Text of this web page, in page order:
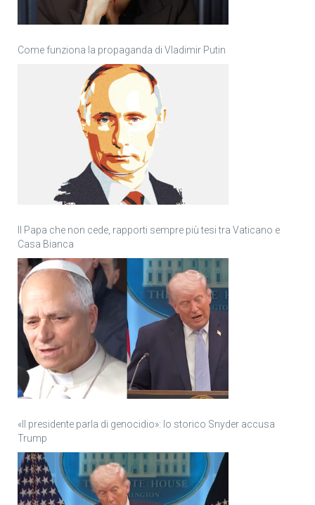
Come funziona la propaganda di Vladimir Putin
Il Papa che non cede, rapporti sempre più tesi tra Vaticano e
Casa Bianca
«Il presidente parla di genocidio»: lo storico Snyder accusa
Trump